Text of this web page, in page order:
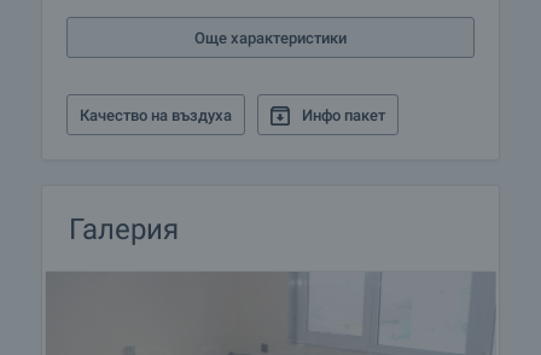
Още характеристики
Качество на въздуха Инфо пакет
Галерия